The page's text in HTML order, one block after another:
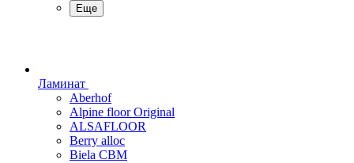
Еще
Ламинат
Aberhof
Alpine floor Original
ALSAFLOOR
Berry alloc
Biela CBM